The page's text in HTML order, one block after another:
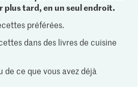
plus tard, en un seul endroit.
préférées.
dans des livres de cuisine
de ce que vous avez déjà